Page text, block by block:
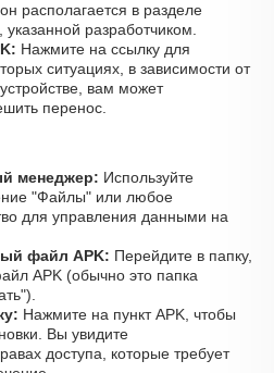
располагается в разделе
указанной разработчиком.
Нажмите на ссылку для
ситуациях, в зависимости от
вам может
перенос.
менеджер: Используйте
"Файлы" или любое
для управления данными на
файл APK: Перейдите в папку,
APK (обычно это папка
Нажмите на пункт APK, чтобы
Вы увидите
доступа, которые требует